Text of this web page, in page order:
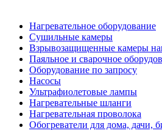
Нагревательное оборудование
Сушильные камеры
Взрывозащищенные камеры
Паяльное и сварочное
Оборудование по запросу
Насосы
Ультрафиолетовые лампы
Нагревательные шланги
Нагревательная проволока
Обогреватели для дома, дачи,